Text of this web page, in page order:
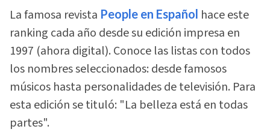
La famosa revista People en Español hace este
ranking cada año desde su edición impresa en
1997 (ahora digital). Conoce las listas con todos
los nombres seleccionados: desde famosos
músicos hasta personalidades de televisión. Para
esta edición se tituló: "La belleza está en todas
partes".